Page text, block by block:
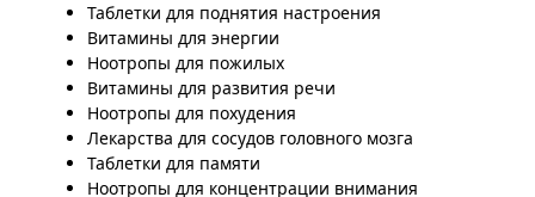
Таблетки для поднятия настроения
Витамины для энергии
Ноотропы для пожилых
Витамины для развития речи
Ноотропы для похудения
Лекарства для сосудов головного мозга
Таблетки для памяти
Ноотропы для концентрации внимания